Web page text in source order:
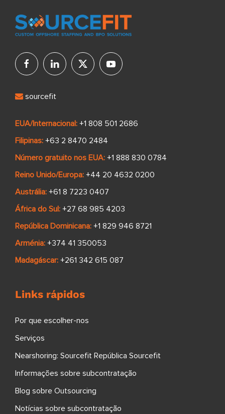
sourcefit
EUA/Internacional: +1 808 501 2686
Filipinas: +63 2 8470 2484
Número gratuito nos EUA: +1 888 830 0784
Reino Unido/Europa: +44 20 4632 0200
Austrália: +61 8 7223 0407
África do Sul: +27 68 985 4203
República Dominicana: +1 829 946 8721
Arménia: +374 41 350053
Madagáscar: +261 342 615 087
Links rápidos
Por que escolher-nos
Serviços
Nearshoring: Sourcefit República Sourcefit
Informações sobre subcontratação
Blog sobre Outsourcing
Notícias sobre subcontratação